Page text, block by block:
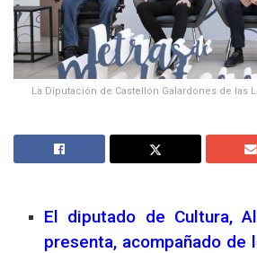
La Diputación de Castellón Galardones de las
El diputado de Cultura,
presenta, acompañado de